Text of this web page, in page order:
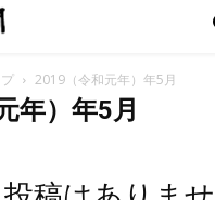
2019（令和元年）年5月
年）年5月